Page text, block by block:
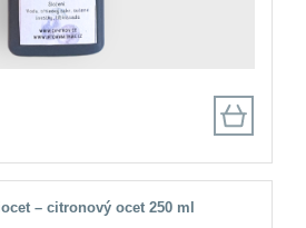
– citronový ocet 250 ml